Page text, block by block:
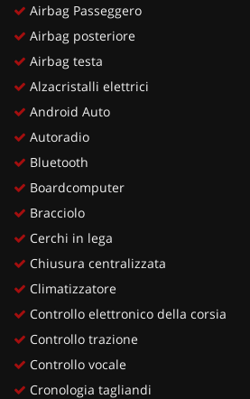
Airbag Passeggero
Airbag posteriore
Airbag testa
Alzacristalli elettrici
Android Auto
Autoradio
Bluetooth
Boardcomputer
Bracciolo
Cerchi in lega
Chiusura centralizzata
Climatizzatore
Controllo elettronico della corsia
Controllo trazione
Controllo vocale
Cronologia tagliandi